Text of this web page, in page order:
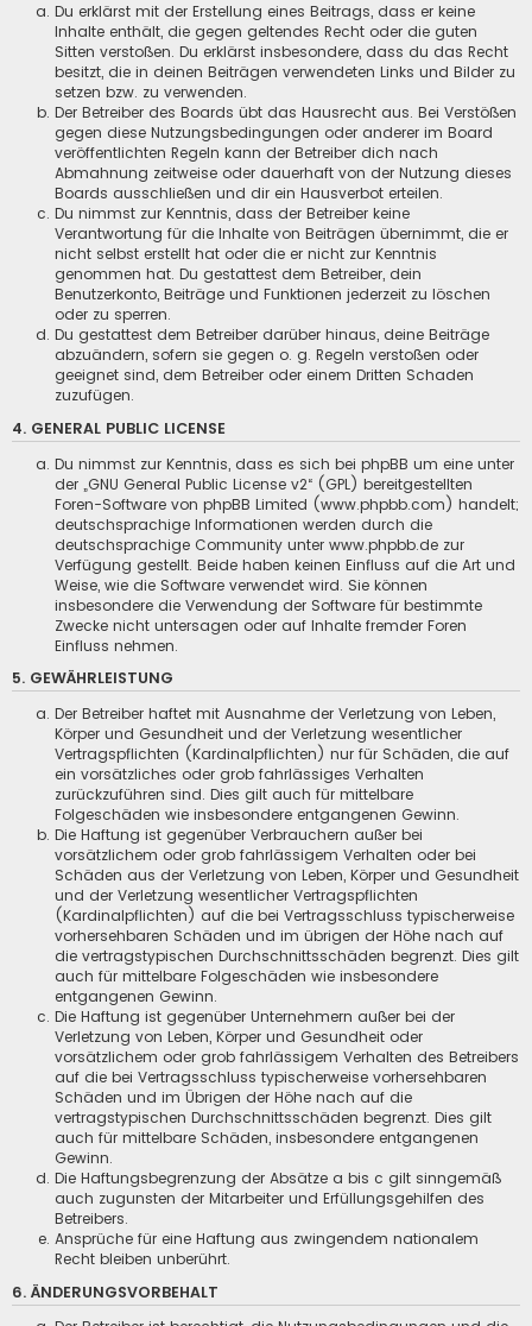
Du erklärst mit der Erstellung eines Beitrags, dass er keine
Inhalte enthält, die gegen geltendes Recht oder die guten
Sitten verstoßen. Du erklärst insbesondere, dass du das Recht
besitzt, die in deinen Beiträgen verwendeten Links und Bilder zu
setzen bzw. zu verwenden.
Der Betreiber des Boards übt das Hausrecht aus. Bei Verstößen
gegen diese Nutzungsbedingungen oder anderer im Board
veröffentlichten Regeln kann der Betreiber dich nach
Abmahnung zeitweise oder dauerhaft von der Nutzung dieses
Boards ausschließen und dir ein Hausverbot erteilen.
Du nimmst zur Kenntnis, dass der Betreiber keine
Verantwortung für die Inhalte von Beiträgen übernimmt, die er
nicht selbst erstellt hat oder die er nicht zur Kenntnis
genommen hat. Du gestattest dem Betreiber, dein
Benutzerkonto, Beiträge und Funktionen jederzeit zu löschen
oder zu sperren.
Du gestattest dem Betreiber darüber hinaus, deine Beiträge
abzuändern, sofern sie gegen o. g. Regeln verstoßen oder
geeignet sind, dem Betreiber oder einem Dritten Schaden
zuzufügen.
4. GENERAL PUBLIC LICENSE
Du nimmst zur Kenntnis, dass es sich bei phpBB um eine unter
der „GNU General Public License v2“ (GPL) bereitgestellten
Foren-Software von phpBB Limited (www.phpbb.com) handelt;
deutschsprachige Informationen werden durch die
deutschsprachige Community unter www.phpbb.de zur
Verfügung gestellt. Beide haben keinen Einfluss auf die Art und
Weise, wie die Software verwendet wird. Sie können
insbesondere die Verwendung der Software für bestimmte
Zwecke nicht untersagen oder auf Inhalte fremder Foren
Einfluss nehmen.
5. GEWÄHRLEISTUNG
Der Betreiber haftet mit Ausnahme der Verletzung von Leben,
Körper und Gesundheit und der Verletzung wesentlicher
Vertragspflichten (Kardinalpflichten) nur für Schäden, die auf
ein vorsätzliches oder grob fahrlässiges Verhalten
zurückzuführen sind. Dies gilt auch für mittelbare
Folgeschäden wie insbesondere entgangenen Gewinn.
Die Haftung ist gegenüber Verbrauchern außer bei
vorsätzlichem oder grob fahrlässigem Verhalten oder bei
Schäden aus der Verletzung von Leben, Körper und Gesundheit
und der Verletzung wesentlicher Vertragspflichten
(Kardinalpflichten) auf die bei Vertragsschluss typischerweise
vorhersehbaren Schäden und im übrigen der Höhe nach auf
die vertragstypischen Durchschnittsschäden begrenzt. Dies gilt
auch für mittelbare Folgeschäden wie insbesondere
entgangenen Gewinn.
Die Haftung ist gegenüber Unternehmern außer bei der
Verletzung von Leben, Körper und Gesundheit oder
vorsätzlichem oder grob fahrlässigem Verhalten des Betreibers
auf die bei Vertragsschluss typischerweise vorhersehbaren
Schäden und im Übrigen der Höhe nach auf die
vertragstypischen Durchschnittsschäden begrenzt. Dies gilt
auch für mittelbare Schäden, insbesondere entgangenen
Gewinn.
Die Haftungsbegrenzung der Absätze a bis c gilt sinngemäß
auch zugunsten der Mitarbeiter und Erfüllungsgehilfen des
Betreibers.
Ansprüche für eine Haftung aus zwingendem nationalem
Recht bleiben unberührt.
6. ÄNDERUNGSVORBEHALT